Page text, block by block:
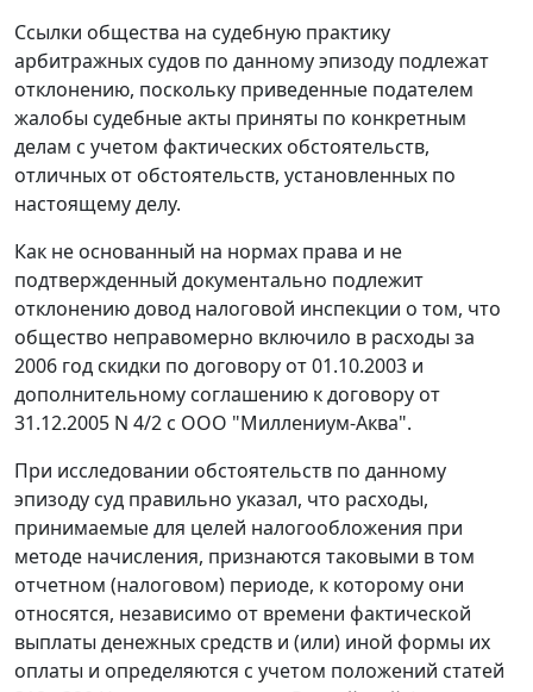
Ссылки общества на судебную практику
арбитражных судов по данному эпизоду подлежат
отклонению, поскольку приведенные подателем
жалобы судебные акты приняты по конкретным
делам с учетом фактических обстоятельств,
отличных от обстоятельств, установленных по
настоящему делу.
Как не основанный на нормах права и не
подтвержденный документально подлежит
отклонению довод налоговой инспекции о том, что
общество неправомерно включило в расходы за
2006 год скидки по договору от 01.10.2003 и
дополнительному соглашению к договору от
31.12.2005 N 4/2 с ООО "Миллениум-Аква".
При исследовании обстоятельств по данному
эпизоду суд правильно указал, что расходы,
принимаемые для целей налогообложения при
методе начисления, признаются таковыми в том
отчетном (налоговом) периоде, к которому они
относятся, независимо от времени фактической
выплаты денежных средств и (или) иной формы их
оплаты и определяются с учетом положений статей